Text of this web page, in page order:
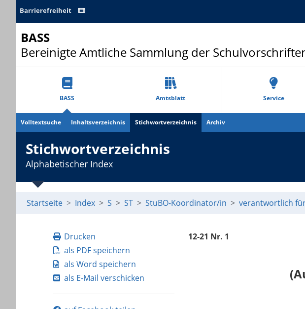
Barrierefreiheit
BASS
Bereinigte Amtliche Sammlung der
BASS Amtsblatt Service
Volltextsuche Inhaltsverzeichnis Stichwortverzeichnis Archiv
Stichwortverzeichnis
Alphabetischer Index
Startseite Index S ST StuBO-Koordinator/in verantwortlich
Drucken
als PDF speichern
als Word speichern
als E-Mail verschicken
12-21 Nr. 1